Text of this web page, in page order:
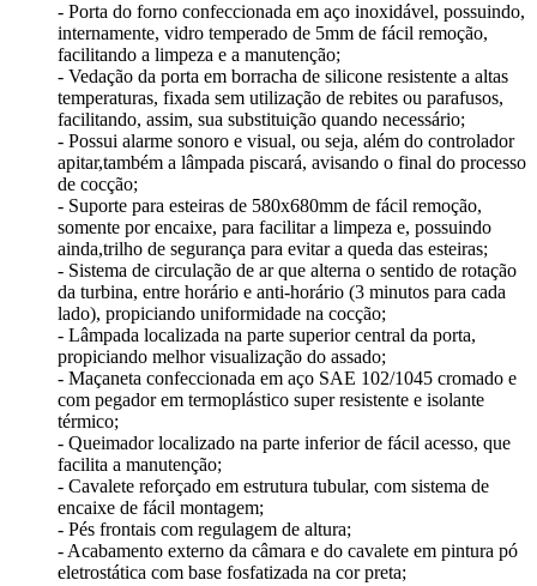
- Porta do forno confeccionada em aço inoxidável, possuindo,
internamente, vidro temperado de 5mm de fácil remoção,
facilitando a limpeza e a manutenção;
- Vedação da porta em borracha de silicone resistente a altas
temperaturas, fixada sem utilização de rebites ou parafusos,
facilitando, assim, sua substituição quando necessário;
- Possui alarme sonoro e visual, ou seja, além do controlador
apitar,também a lâmpada piscará, avisando o final do processo
de cocção;
- Suporte para esteiras de 580x680mm de fácil remoção,
somente por encaixe, para facilitar a limpeza e, possuindo
ainda,trilho de segurança para evitar a queda das esteiras;
- Sistema de circulação de ar que alterna o sentido de rotação
da turbina, entre horário e anti-horário (3 minutos para cada
lado), propiciando uniformidade na cocção;
- Lâmpada localizada na parte superior central da porta,
propiciando melhor visualização do assado;
- Maçaneta confeccionada em aço SAE 102/1045 cromado e
com pegador em termoplástico super resistente e isolante
térmico;
- Queimador localizado na parte inferior de fácil acesso, que
facilita a manutenção;
- Cavalete reforçado em estrutura tubular, com sistema de
encaixe de fácil montagem;
- Pés frontais com regulagem de altura;
- Acabamento externo da câmara e do cavalete em pintura pó
eletrostática com base fosfatizada na cor preta;